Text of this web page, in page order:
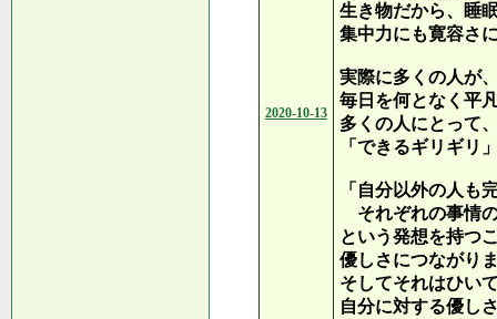
2020-10-13
生き物だから、睡
集中力にも寛容さ
実際に多くの人が
毎日を何となく平
多くの人にとって
「できるギリギリ
「自分以外の人も
それぞれの事情
という発想を持つ
優しさにつながり
そしてそれはひい
自分に対する優し